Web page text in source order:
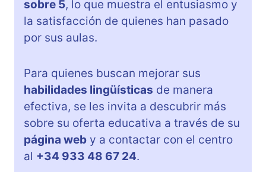
sobre 5, lo que muestra el entusiasmo y
la satisfacción de quienes han pasado
por sus aulas.
Para quienes buscan mejorar sus
habilidades lingüísticas de manera
efectiva, se les invita a descubrir más
sobre su oferta educativa a través de su
página web y a contactar con el centro
al +34 933 48 67 24.